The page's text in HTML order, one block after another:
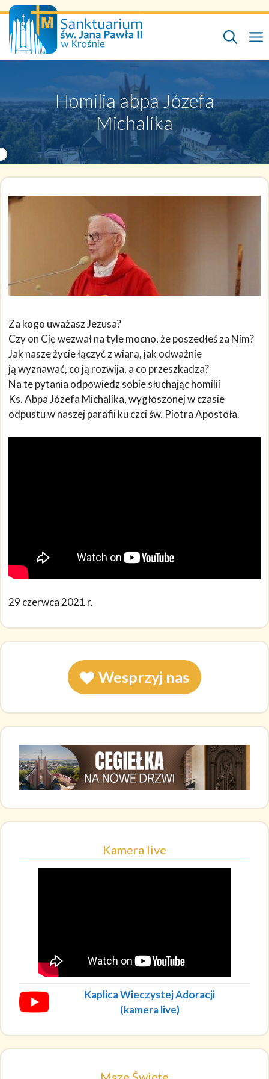
Przejdź
do
treści
Homilia abpa Józefa
Michalika
Za kogo uważasz Jezusa?
Czy on Cię wezwał na tyle mocno, że poszedłeś za Nim?
Jak nasze życie łączyć z wiarą, jak odważnie
ją wyznawać, co ją rozwija, a co przeszkadza?
Na te pytania odpowiedz sobie słuchając homilii
Ks. Abpa Józefa Michalika, wygłoszonej w czasie
odpustu w naszej parafii ku czci św. Piotra Apostoła.
29 czerwca 2021 r.
Wesprzyj nas
Kamera live
Kaplica Wieczystej Adoracji
(kamera live)